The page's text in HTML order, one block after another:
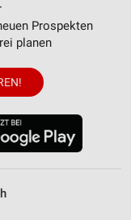
Prospekten
planen